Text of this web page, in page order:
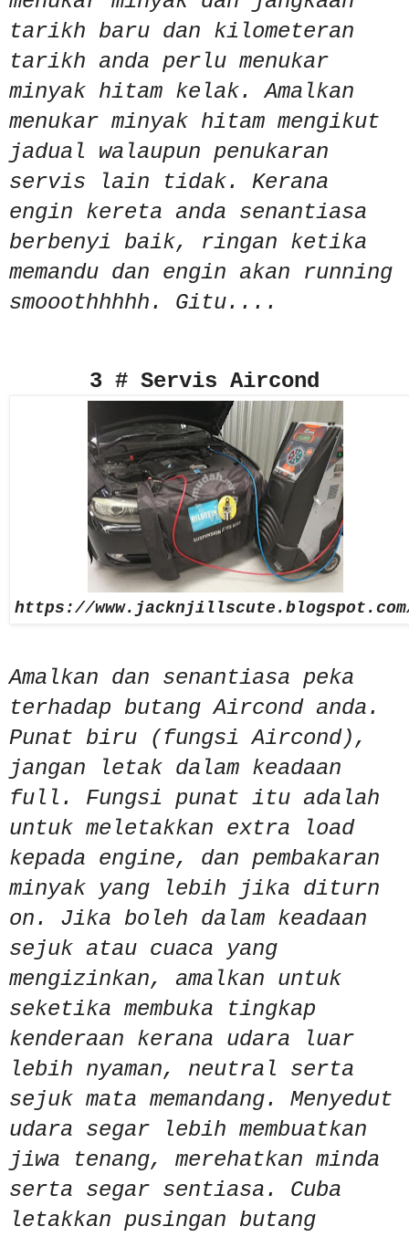
tarikh baru dan kilometeran
tarikh anda perlu menukar
minyak hitam kelak. Amalkan
menukar minyak hitam mengikut
jadual walaupun penukaran
servis lain tidak. Kerana
engin kereta anda senantiasa
berbenyi baik, ringan ketika
memandu dan engin akan running
smooothhhhh. Gitu....
3 # Servis Aircond
https://
Amalkan dan senantiasa peka
terhadap butang Aircond anda.
Punat biru (fungsi Aircond),
jangan letak dalam keadaan
full. Fungsi punat itu adalah
untuk meletakkan extra load
kepada engine, dan pembakaran
minyak yang lebih jika diturn
on. Jika boleh dalam keadaan
sejuk atau cuaca yang
mengizinkan, amalkan untuk
seketika membuka tingkap
kenderaan kerana udara luar
lebih nyaman, neutral serta
sejuk mata memandang. Menyedut
udara segar lebih membuatkan
jiwa tenang, merehatkan minda
serta segar sentiasa. Cuba
letakkan pusingan butang